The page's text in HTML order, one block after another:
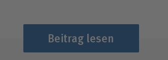
Beitrag lesen